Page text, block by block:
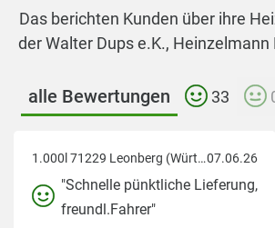
Das berichten Kunden über ihre
der Walter Dups e.K., Heinzelmann
alle Bewertungen 33
1.000l 71229 Leonberg (Württemberg)07.06.26
"Schnelle pünktliche Lieferung,
freundl.Fahrer"